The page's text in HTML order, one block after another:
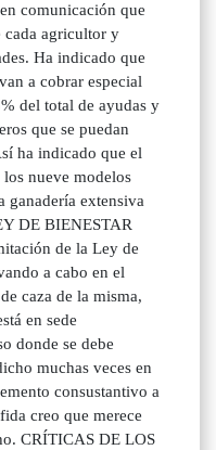
comunicación que
cada agricultor y
Ha indicado que
a cobrar especial
del total de ayudas y
que se puedan
ha indicado que el
nueve modelos
ganadería extensiva
DE BIENESTAR
de la Ley de
a cabo en el
caza de la misma,
en sede
donde se debe
muchas veces en
consustantivo a
creo que merece
CRÍTICAS DE LOS